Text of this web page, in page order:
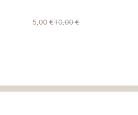
5,00 €10,00 €